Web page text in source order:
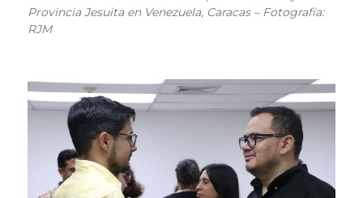
Provincia Jesuita en Venezuela, Caracas – Fotografía:
RJM